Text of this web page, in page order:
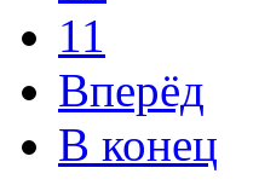
11
Вперёд
В конец